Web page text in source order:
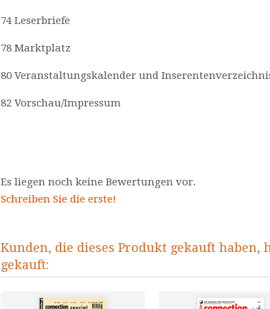
74 Leserbriefe
78 Marktplatz
80 Veranstaltungskalender und
82 Vorschau/Impressum
Es liegen noch keine Bewertungen vor.
Schreiben Sie die erste!
Kunden, die dieses Produkt gekauft haben,
gekauft: